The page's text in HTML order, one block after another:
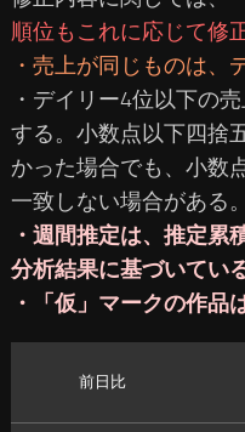
順位もこれに応じて修
・売上が同じものは、
・デイリー4位以下の
する。小数点以下四捨
かった場合でも、小数
一致しない場合がある。
・週間推定は、推定累
分析結果に基づいている
・「仮」マークの作品
前日比